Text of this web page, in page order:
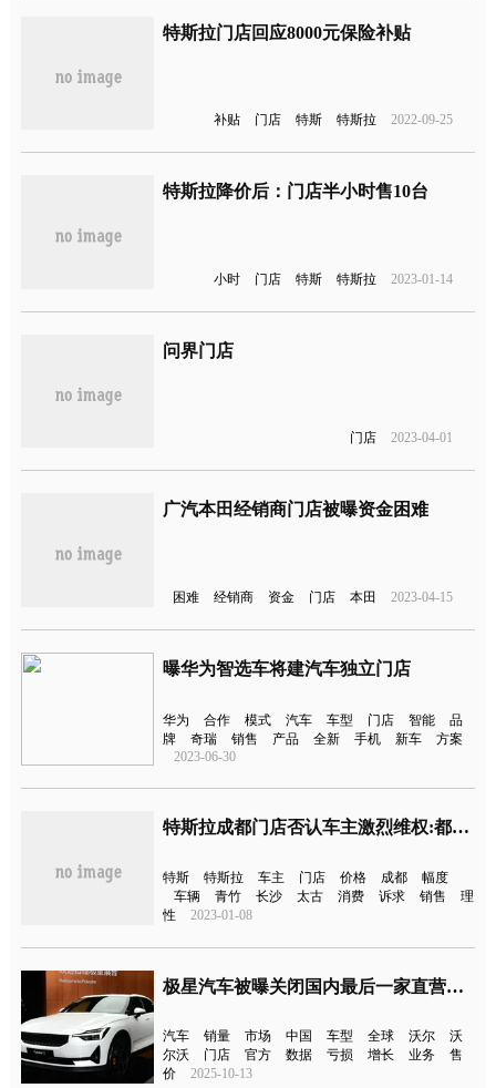
特斯拉门店回应8000元保险补贴
补贴 门店 特斯 特斯拉 2022-09-25
特斯拉降价后：门店半小时售10台
小时 门店 特斯 特斯拉 2023-01-14
问界门店
门店 2023-04-01
广汽本田经销商门店被曝资金困难
困难 经销商 资金 门店 本田 2023-04-15
曝华为智选车将建汽车独立门店
华为 合作 模式 汽车 车型 门店 智能
品
牌
奇瑞 销售 产品 全新 手机 新车
方案
2023-06-30
特斯拉成都门店否认车主激烈维权:都是理性维权
特斯 特斯拉 车主 门店 价格 成都
幅度
车辆
青竹 长沙 太古 消费 诉求 销售
理
性
2023-01-08
极星汽车被曝关闭国内最后一家直营门店
汽车 销量 市场 中国 车型 全球 沃尔
沃
尔沃
门店 官方 数据 亏损 增长 业务
售
价
2025-10-13